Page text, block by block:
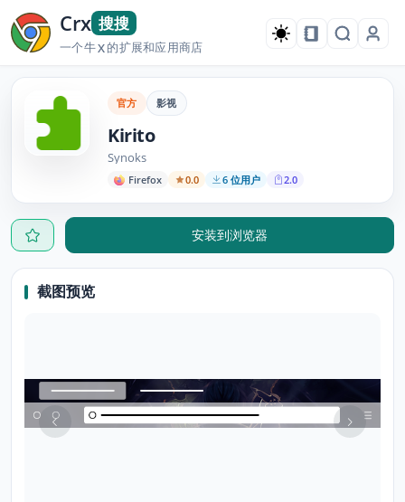
Crx 搜搜
一个牛X的扩展和应用商店
官方 影视
Kirito
Synoks
Firefox 0.0 6 位用户 2.0
安装到浏览器
截图预览